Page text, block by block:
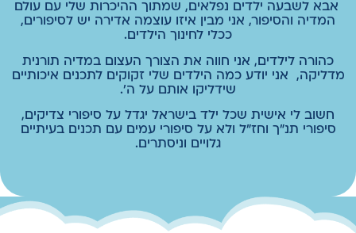
אבא לשבעה ילדים נפלאים, שמתוך ההיכרות שלי עם עולם
המדיה והסיפור, אני מבין איזו עוצמה אדירה יש לסיפורים,
ככלי לחינוך הילדים.
כהורה לילדים, אני חווה את הצורך העצום במדיה תורנית
מדליקה, אני יודע כמה הילדים שלי זקוקים לתכנים איכותיים
שידליקו אותם על ה'.
חשוב לי אישית שכל ילד בישראל יגדל על סיפורי צדיקים,
סיפורי תנ"ך וחז"ל ולא על סיפורי עמים עם תכנים בעיתיים
גלויים וניסתרים.